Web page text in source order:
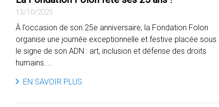
13/10/2025
À l’occasion de son 25e anniversaire, la Fondation Folon
organise une journée exceptionnelle et festive placée sous
le signe de son ADN : art, inclusion et défense des droits
humains....
EN SAVOIR PLUS